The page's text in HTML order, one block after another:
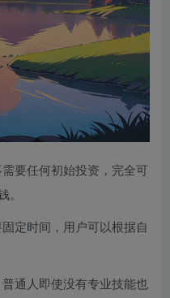
要任何初始投资，完全可
定时间，用户可以根据自
普通人即使没有专业技能也